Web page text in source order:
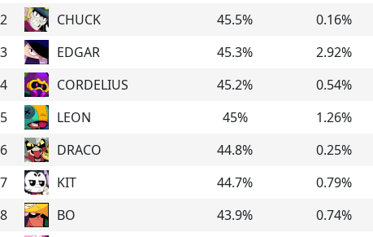
CHUCK 45.5% 0.16%
EDGAR 45.3% 2.92%
CORDELIUS 45.2% 0.54%
LEON 45% 1.26%
DRACO 44.8% 0.25%
KIT 44.7% 0.79%
BO 43.9% 0.74%